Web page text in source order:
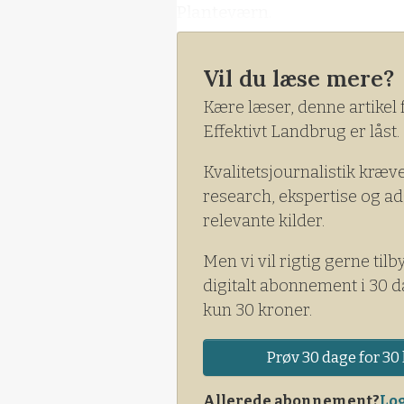
- Jeg vil omtale tre nye
LandbrugsPlast Indsamling
Vil du læse mere?
Kære læser, denne artikel
Effektivt Landbrug er låst.
Kvalitetsjournalistik
research, ekspertise og
relevante kilder.
Men vi vil rigtig gerne
digitalt abonnement i 30
kun 30 kroner.
Prøv 30 dage for 30